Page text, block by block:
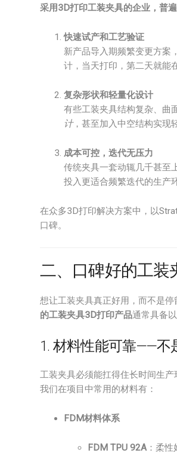
采用3D打印工装夹具的企业，普
快速试产和工艺验证
新产品导入期频繁变更方案
计，当天打印，第二天就能
复杂形状和轻量化设计
有些工装夹具结构复杂、曲
计，甚至加入中空结构实现
成本可控，迭代无压力
传统夹具一套动辄几千甚至
投入更适合频繁迭代的生产
在众多3D打印解决方案中，以
口碑。
二、口碑好的工装
想让工装夹具真正好用，而不是停
的工装夹具3D打印产品通常具备
1. 材料性能可靠——不
工装夹具必须能扛得住长时间生产
我们在项目中常用的材料有：
FDM材料体系
FDM TPU 92A：柔性